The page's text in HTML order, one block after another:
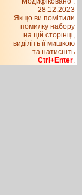
28.12.2023
Якщо ви помітили
помилку набору
на цiй сторiнцi,
видiлiть її мишкою
та натисніть
Ctrl+Enter.